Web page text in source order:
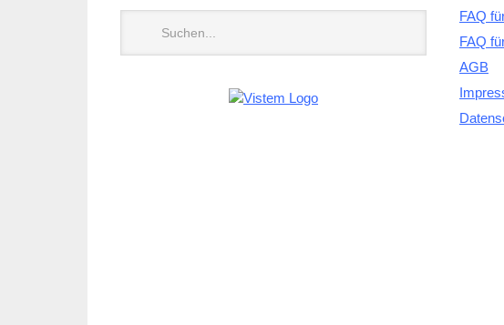
FAQ
FAQ
AGB